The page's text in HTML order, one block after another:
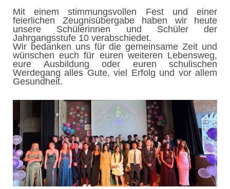
Mit einem stimmungsvollen Fest und einer
feierlichen Zeugnisübergabe haben wir heute
unsere Schülerinnen und Schüler der
Jahrgangsstufe 10 verabschiedet.
Wir bedanken uns für die gemeinsame Zeit und
wünschen euch für euren weiteren Lebensweg,
eure Ausbildung oder euren schulischen
Werdegang alles Gute, viel Erfolg und vor allem
Gesundheit.